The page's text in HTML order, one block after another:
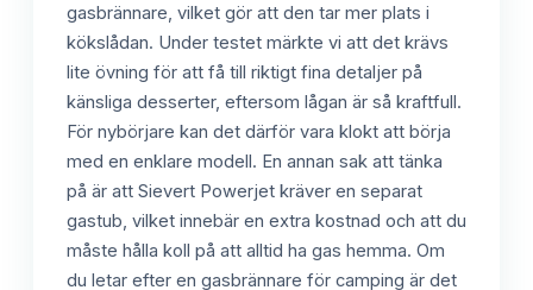
gasbrännare, vilket gör att den tar mer plats i
kökslådan. Under testet märkte vi att det krävs
lite övning för att få till riktigt fina detaljer på
känsliga desserter, eftersom lågan är så kraftfull.
För nybörjare kan det därför vara klokt att börja
med en enklare modell. En annan sak att tänka
på är att Sievert Powerjet kräver en separat
gastub, vilket innebär en extra kostnad och att du
måste hålla koll på att alltid ha gas hemma. Om
du letar efter en gasbrännare för camping är det